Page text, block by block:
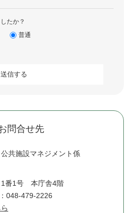
たか？
普通
問合せ先
公共施設マネジメント係
1番1号 本庁舎4階
048-479-2226